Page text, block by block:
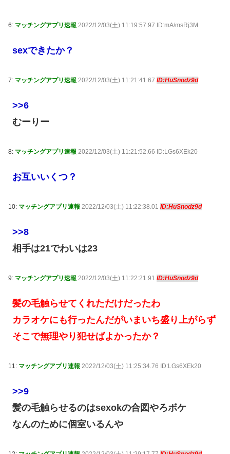
6: マッチングアプリ速報 2022/12/03(土) 11:19:57.97 ID:mA/msRj3M
sexできたか？
7: マッチングアプリ速報 2022/12/03(土) 11:21:41.67 ID:HuSnodz9d
>>6
むーりー
8: マッチングアプリ速報 2022/12/03(土) 11:21:52.66 ID:LGs6XEk20
お互いいくつ？
10: マッチングアプリ速報 2022/12/03(土) 11:22:38.01 ID:HuSnodz9d
>>8
相手は21でわいは23
9: マッチングアプリ速報 2022/12/03(土) 11:22:21.91 ID:HuSnodz9d
髪の毛触らせてくれただけだったわ
カラオケにも行ったんだがいまいち盛り上がらず
そこで無理やり犯せばよかったか？
11: マッチングアプリ速報 2022/12/03(土) 11:25:34.76 ID:LGs6XEk20
>>9
髪の毛触らせるのはsexokの合図やろボケ
なんのために個室いるんや